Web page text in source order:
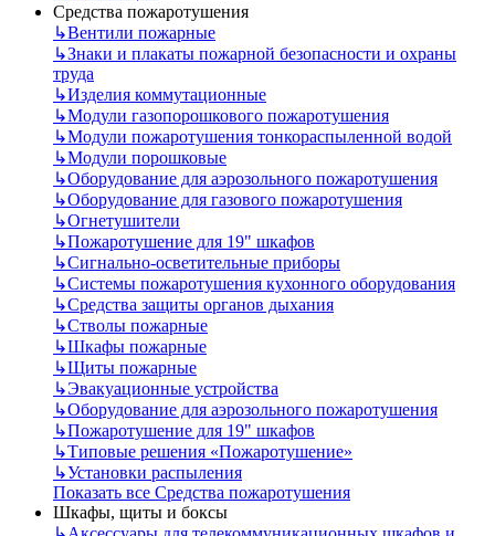
Средства пожаротушения
↳Вентили пожарные
↳Знаки и плакаты пожарной безопасности и охраны
труда
↳Изделия коммутационные
↳Модули газопорошкового пожаротушения
↳Модули пожаротушения тонкораспыленной водой
↳Модули порошковые
↳Оборудование для аэрозольного пожаротушения
↳Оборудование для газового пожаротушения
↳Огнетушители
↳Пожаротушение для 19" шкафов
↳Сигнально-осветительные приборы
↳Системы пожаротушения кухонного оборудования
↳Средства защиты органов дыхания
↳Стволы пожарные
↳Шкафы пожарные
↳Щиты пожарные
↳Эвакуационные устройства
↳Оборудование для аэрозольного пожаротушения
↳Пожаротушение для 19" шкафов
↳Типовые решения «Пожаротушение»
↳Установки распыления
Показать все Средства пожаротушения
Шкафы, щиты и боксы